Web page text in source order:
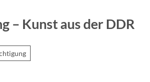
– Kunst aus der DDR